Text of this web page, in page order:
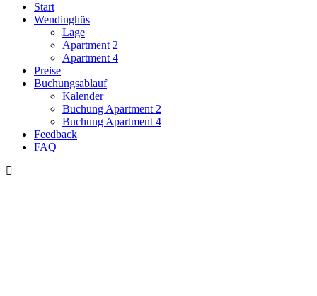
Start
Wendinghüs
Lage
Apartment 2
Apartment 4
Preise
Buchungsablauf
Kalender
Buchung Apartment 2
Buchung Apartment 4
Feedback
FAQ